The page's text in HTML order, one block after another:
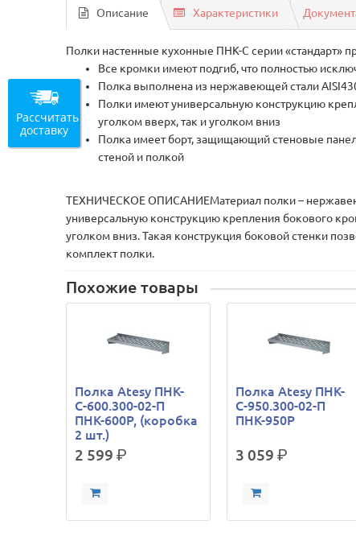
Описание Характеристики
Полки настенные кухонные ПНК-С серии «стандарт»
Все кромки имеют подгиб, что полностью
Полка выполнена из нержавеющей стали
Полки имеют универсальную конструкцию
уголком вверх, так и уголком вниз
Полка имеет борт, защищающий стеновые
стеной и полкой
ТЕХНИЧЕСКОЕ ОПИСАНИЕМатериал полки –
универсальную конструкцию крепления бокового
уголком вниз. Такая конструкция боковой стенки
комплект полки.
Похожие товары
Полка Atesy ПНК-
С-600.300-02-П
ПНК-600Р, (коробка
2 шт.)
2 599р.
Полка Atesy ПНК-
С-950.300-02-П
ПНК-950Р
3 059р.
Рассчитать
доставку